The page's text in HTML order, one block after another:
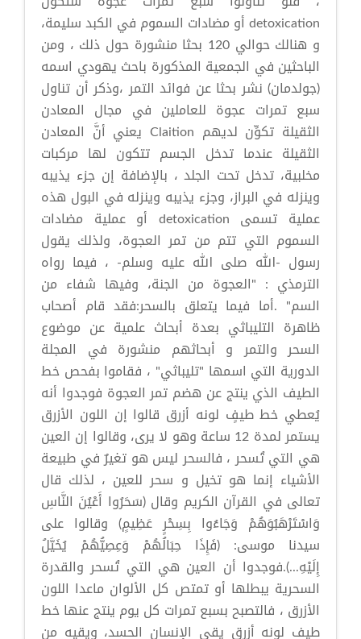
detoxication أو مضادات السموم في الكبد سليمة،
و هنالك حوالي 120 بحثا منشورة حول ذلك ، ومن
الباحثين في الجمعية المذكورة باحث يهودي اسمه
(جولدمان) نشر بحثا عن فوائد التمر ،وذكر أن تناول
سبع تمرات عجوة للعاملين في مجال المعادن
الثقيلة تكوِّن لديهم Claition يعني أنَّ المعادن
الثقيلة عندما تدخل الجسم تتكون لها مركبات
مخلبية، تدخل تحت الجلد ، بالإضافة إن جزء يذيبه
وينزله في البراز، وجزء يذيبه وينزله في البول هذه
عملية تسمى detoxication أو عملية مضادات
السموم التي تتم من تمر العجوة، ولذلك يقول
رسول -الله صلى الله عليه وسلم- ، فيما رواه
الترمذي : "العجوة من الجنة، وفيها شفاء من
السم" .أما فيما يتعلق بالسحر:فقد قام أصحاب
ظاهرة التليباثي بعدة أبحاث علمية عن موضوع
السحر والتمر و أبحاثهم منشورة في المجلة
الدورية التي اسمها "تليباثي" ، فقاموا بفحص خط
الطيف الذي ينتج عن هضم تمر العجوة فوجدوا أنه
يُعطي خط طيفٍ لونه أزرق قالوا إن اللون الأزرق
يستمر لمدة 12 ساعة وهو لا يرى، وقالوا إن العين
هي التي تُسحر ، فالسحر ليس هو تغيرٌ في طبيعة
الأشياء إنما هو تخيل و سحر للعين ، لذلك قال
تعالى في القرآن الكريم وقال (سَحَرُوا أَعْيُنَ النَّاسِ
وَاسْتَرْهَبُوَهُمْ وَجَاءُوا بِسِحْرٍ عَظِيمٍ) وقالوا على
سيدنا موسى: (فَإِذَا حِبَالُهُمْ وَعِصِيُّهُمْ يُخَيَّلُ
إِلَيْهِ...).فوجدوا أن العين هي التي تُسحر والقدرة
السحرية يبطلها أو تمتص كل الألوان ماعدا اللون
الأزرق ، فالتصبح بسبع تمرات كل يوم ينتج عنها خط
طيف لونه أزرق يقي الإنسان الحسد، ويقيه من